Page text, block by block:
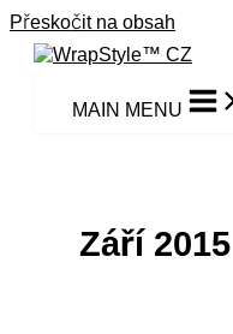
Přeskočit na obsah
MAIN MENU
Září 2015